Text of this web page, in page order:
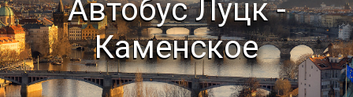
Автобус Луцк -
Каменское